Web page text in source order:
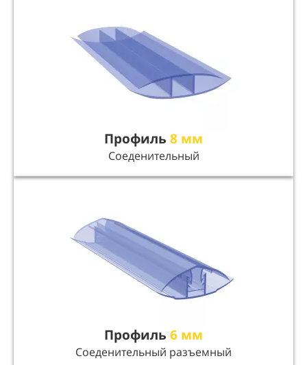
Профиль 8 мм
Соеденительный
Профиль 6 мм
Соеденительный разъемный